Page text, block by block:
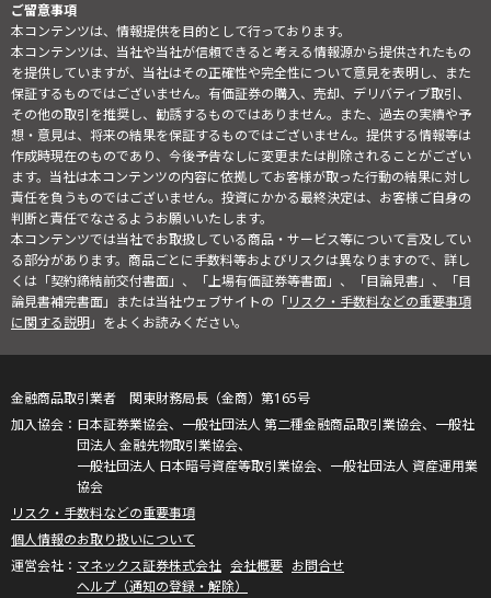
ご留意事項
本コンテンツは、情報提供を目的として行っております。
本コンテンツは、当社や当社が信頼できると考える情報源から提供されたもの
を提供していますが、当社はその正確性や完全性について意見を表明し、また
保証するものではございません。有価証券の購入、売却、デリバティブ取引、
その他の取引を推奨し、勧誘するものではありません。また、過去の実績や予
想・意見は、将来の結果を保証するものではございません。提供する情報等は
作成時現在のものであり、今後予告なしに変更または削除されることがござい
ます。当社は本コンテンツの内容に依拠してお客様が取った行動の結果に対し
責任を負うものではございません。投資にかかる最終決定は、お客様ご自身の
判断と責任でなさるようお願いいたします。
本コンテンツでは当社でお取扱している商品・サービス等について言及してい
る部分があります。商品ごとに手数料等およびリスクは異なりますので、詳し
くは「契約締結前交付書面」、「上場有価証券等書面」、「目論見書」、「目
論見書補完書面」または当社ウェブサイトの「リスク・手数料などの重要事項
に関する説明」をよくお読みください。
金融商品取引業者 関東財務局長（金商）第165号
日本証券業協会、一般社団法人 第二種金融商品取引業協会、一般社
団法人 金融先物取引業協会、
一般社団法人 日本暗号資産等取引業協会、一般社団法人 資産運用業
協会
リスク・手数料などの重要事項
個人情報のお取り扱いについて
マネックス証券株式会社 会社概要 お問合せ
ヘルプ（通知の登録・解除）